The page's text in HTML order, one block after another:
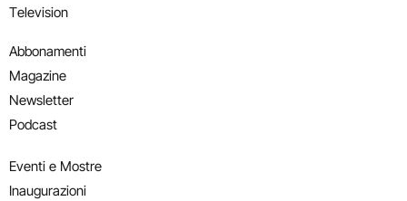
Television
Abbonamenti
Magazine
Newsletter
Podcast
Eventi e Mostre
Inaugurazioni